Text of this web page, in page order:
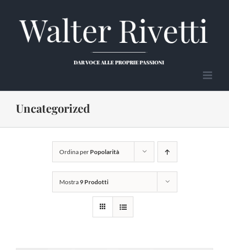
contenuto
Uncategorized
Ordina per Popolarità
Mostra9 Prodotti